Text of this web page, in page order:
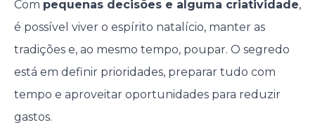
Com pequenas decisões e alguma criatividade,
é possível viver o espírito natalício, manter as
tradições e, ao mesmo tempo, poupar. O segredo
está em definir prioridades, preparar tudo com
tempo e aproveitar oportunidades para reduzir
gastos.